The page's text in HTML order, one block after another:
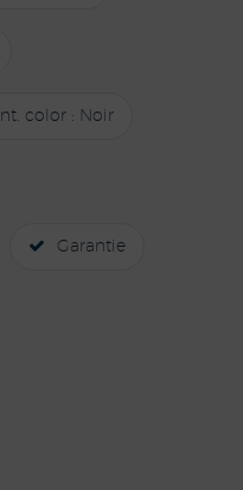
Int. color : Noir
Garantie